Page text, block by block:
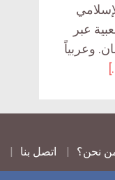
عبر
وعربياً
نحن؟ اتصل بنا